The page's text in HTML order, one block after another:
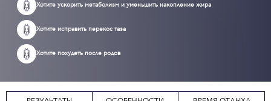
Хотите ускорить метаболизм и уменьшить накопление жира
Хотите исправить перекос таза
Хотите похудеть после родов